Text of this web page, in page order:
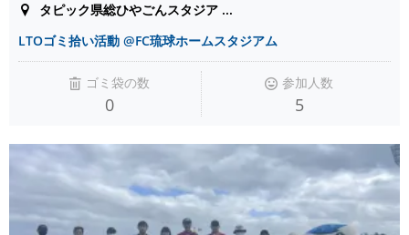
タピック県総ひやごんスタジア ...
LTOゴミ拾い活動 @FC琉球ホームスタジアム
ゴミ袋の数
0
参加人数
5